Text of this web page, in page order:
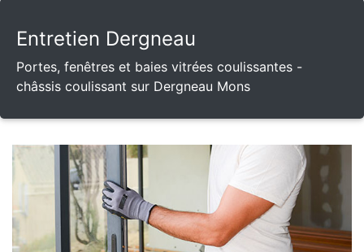
Entretien Dergneau
Portes, fenêtres et baies vitrées coulissantes -
châssis coulissant sur Dergneau Mons